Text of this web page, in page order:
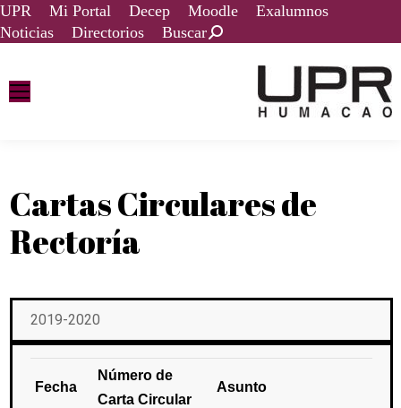
UPR Mi Portal Decep Moodle
Exalumnos
Noticias
Directorios Buscar
Cartas Circulares de
Rectoría
2019-2020
Fecha
Número de
Carta Circular
Asunto